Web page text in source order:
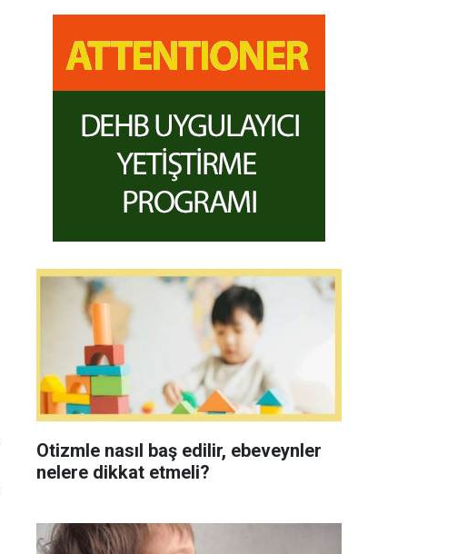
Otizmle nasıl baş edilir, ebeveynler
nelere dikkat etmeli?